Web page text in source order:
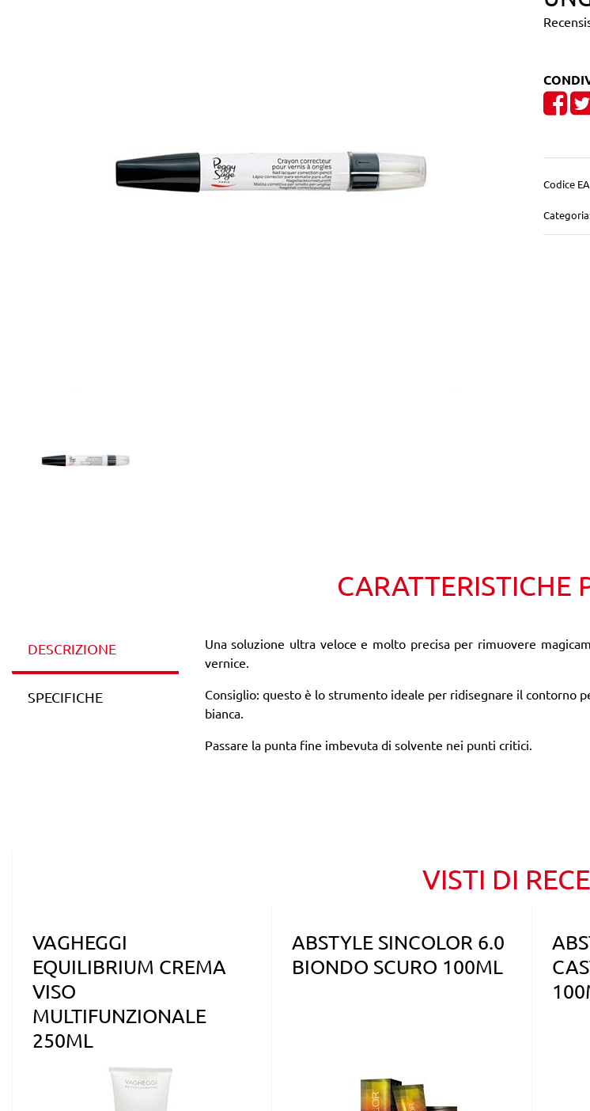
Codice
CARATTERISTICHE
DESCRIZIONE
SPECIFICHE
Una soluzione ultra veloce e molto precisa per rimuovere
vernice.
Consiglio: questo è lo strumento ideale per ridisegnare il contorno
bianca.
Passare la punta fine imbevuta di solvente nei punti critici.
VISTI DI
VAGHEGGI
EQUILIBRIUM CREMA
VISO
MULTIFUNZIONALE
250ML
ABSTYLE SINCOLOR 6.0
BIONDO SCURO 100ML